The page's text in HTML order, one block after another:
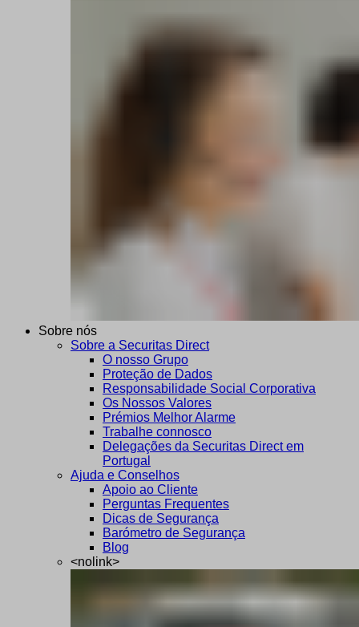
Sobre nós
Sobre a Securitas Direct
O nosso Grupo
Proteção de Dados
Responsabilidade Social Corporativa
Os Nossos Valores
Prémios Melhor Alarme
Trabalhe connosco
Delegações da Securitas Direct em
Portugal
Ajuda e Conselhos
Apoio ao Cliente
Perguntas Frequentes
Dicas de Segurança
Barómetro de Segurança
Blog
<nolink>